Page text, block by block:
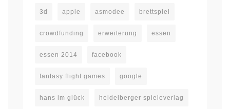
3d apple asmodee brettspiel
crowdfunding erweiterung essen
essen 2014 facebook
fantasy flight games google
hans im glück heidelberger spieleverlag